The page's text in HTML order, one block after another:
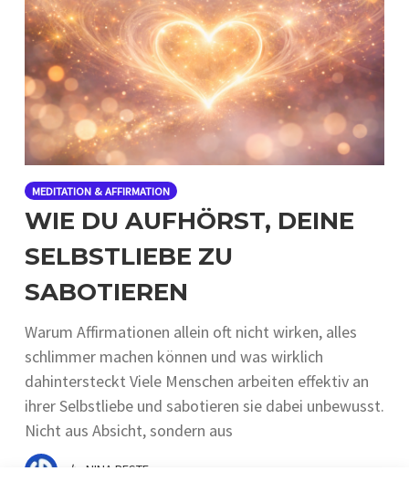
MEDITATION & AFFIRMATION
WIE DU AUFHÖRST, DEINE
SELBSTLIEBE ZU
SABOTIEREN
Warum Affirmationen allein oft nicht wirken, alles
schlimmer machen können und was wirklich
dahintersteckt Viele Menschen arbeiten effektiv an
ihrer Selbstliebe und sabotieren sie dabei unbewusst.
Nicht aus Absicht, sondern aus
by NINA BESTE